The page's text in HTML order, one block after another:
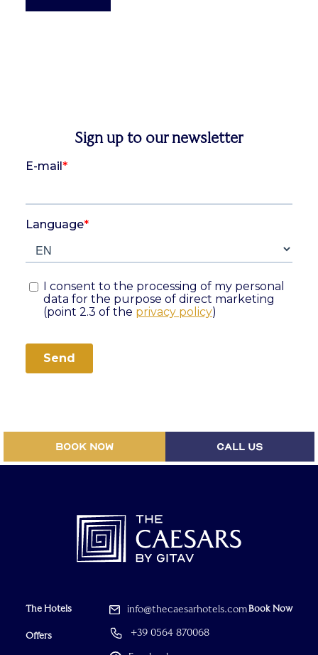
Sign up to our newsletter
BOOK NOW CALL US
The Hotels
Offers
info@thecaesarhotels.com
+39 0564 870068
Book Now